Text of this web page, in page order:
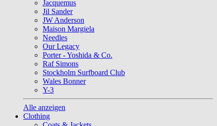
Jacquemus
Jil Sander
JW Anderson
Maison Margiela
Needles
Our Legacy
Porter - Yoshida & Co.
Raf Simons
Stockholm Surfboard Club
Wales Bonner
Y-3
Alle anzeigen
Clothing